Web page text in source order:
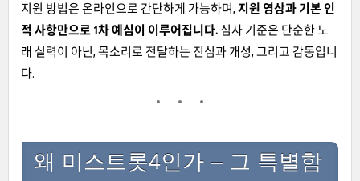
지원 방법은 온라인으로 간단하게 가능하며, 지원 영상과 기본 인
적 사항만으로 1차 예심이 이루어집니다. 심사 기준은 단순한 노
래 실력이 아닌, 목소리로 전달하는 진심과 개성, 그리고 감동입니
다.
왜 미스트롯4인가 – 그 특별함